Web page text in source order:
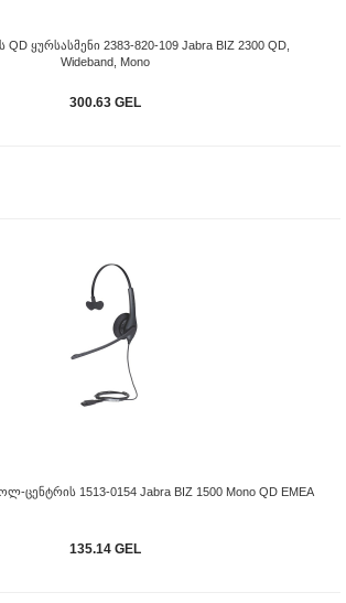
Ყურსასმენი 2383-820-109 Jabra BIZ 2300 QD,
Wideband, Mono
300.63 GEL
Ცენტრის 1513-0154 Jabra BIZ 1500 Mono QD EMEA
135.14 GEL